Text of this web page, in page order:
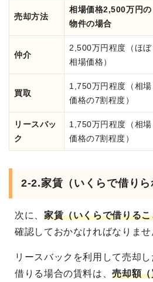
売却方法
相場価格2,500万円の
物件の場合
仲介
2,500万円程度（ほぼ
相場価格）
買取
1,750万円程度（相場
価格の7割程度）
リースバッ
ク
1,750万円程度（相場
価格の7割程度）
2-2.家賃（いくらで借りら
次に、 家賃（いくらで借りる
確認しておかなければなりませ
リースバックを利用して売却
借りる場合の賃料は、売却額